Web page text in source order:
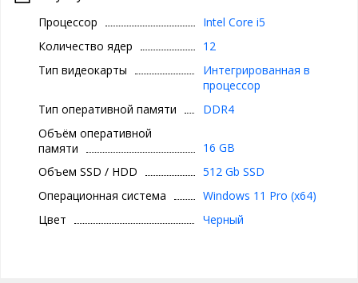
Процессор
Intel Core i5
Количество ядер
12
Тип видеокарты
Интегрированная в
процессор
Тип оперативной памяти
DDR4
Объём оперативной
памяти
16 GB
Объем SSD / HDD
512 Gb SSD
Операционная система
Windows 11 Pro (x64)
Цвет
Черный